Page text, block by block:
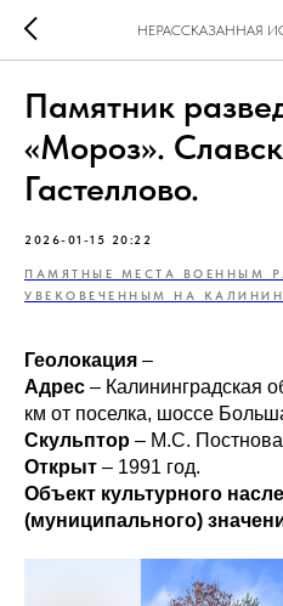
НЕРАССКАЗАННАЯ
Памятник
«Мороз».
Гастеллово.
2026-01-15 20:22
ПАМЯТНЫЕ МЕСТА ВОЕННЫМ
УВЕКОВЕЧЕННЫМ НА
Геолокация –
Адрес – Калининградская
км от поселка, шоссе
Скульптор – М.С. Постнова
Открыт – 1991 год.
Объект культурного
(муниципального)